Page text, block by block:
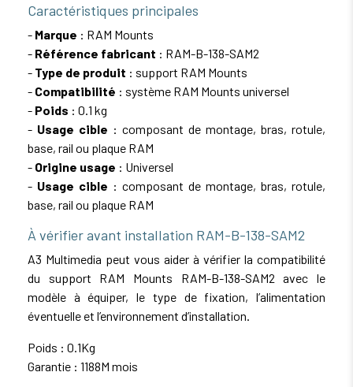
Caractéristiques principales
- Marque : RAM Mounts
- Référence fabricant : RAM-B-138-SAM2
- Type de produit : support RAM Mounts
- Compatibilité : système RAM Mounts universel
- Poids : 0.1 kg
- Usage cible : composant de montage, bras, rotule,
base, rail ou plaque RAM
- Origine usage : Universel
- Usage cible : composant de montage, bras, rotule,
base, rail ou plaque RAM
À vérifier avant installation RAM-B-138-SAM2
A3 Multimedia peut vous aider à vérifier la compatibilité
du support RAM Mounts RAM-B-138-SAM2 avec le
modèle à équiper, le type de fixation, l’alimentation
éventuelle et l’environnement d’installation.
Poids : 0.1Kg
Garantie : 1188M mois